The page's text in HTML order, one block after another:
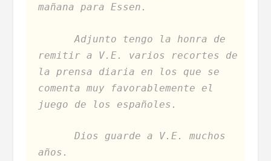
mañana para Essen.
Adjunto tengo la honra de
remitir a V.E. varios recortes de
la prensa diaria en los que se
comenta muy favorablemente el
juego de los españoles.
Dios guarde a V.E. muchos
años.